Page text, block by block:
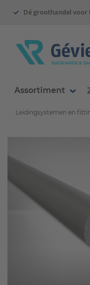
Dé groothandel voor
Assortiment
Leidingsystemen en